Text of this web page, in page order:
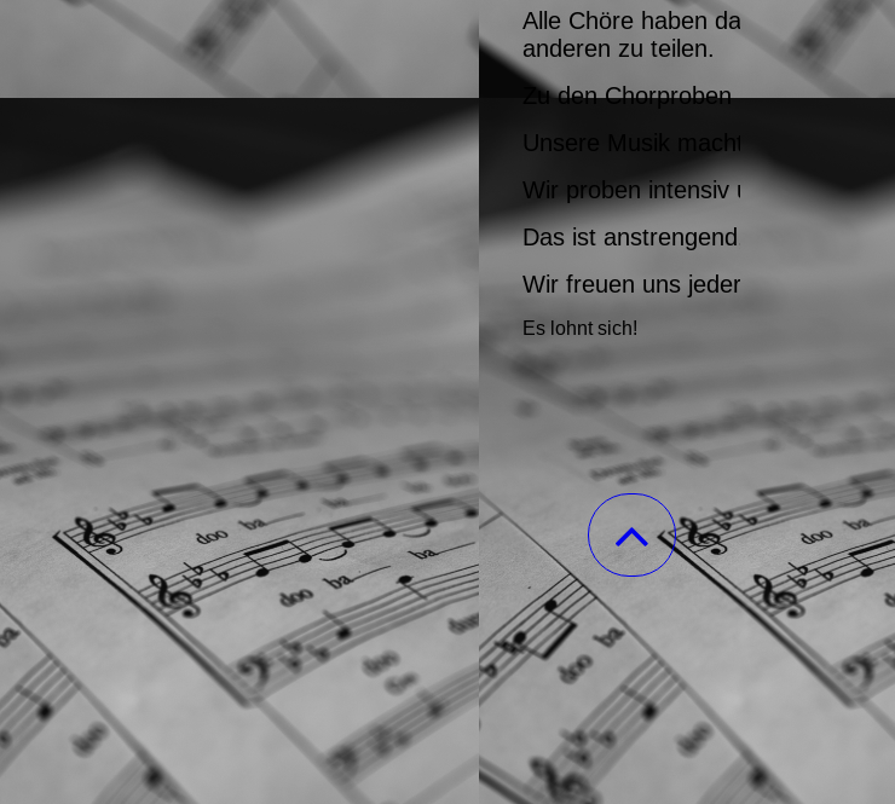
Alle Chöre haben das
anderen zu teilen.
Zu den Chorproben im "Alten
Unsere Musik macht nicht nur
Wir proben intensiv und sammeln
Das ist anstrengend, macht aber
Wir freuen uns jederzeit über
Es lohnt sich!